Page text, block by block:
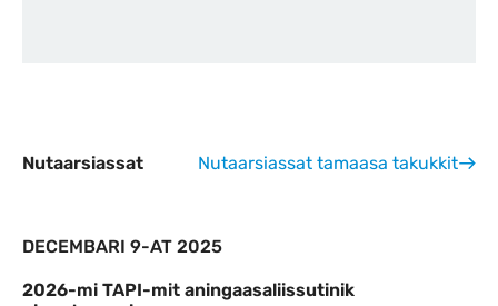
Nutaarsiassat Nutaarsiassat tamaasa takukkit
DECEMBARI 9-AT 2025
2026-mi TAPI-mit aningaasaliissutinik